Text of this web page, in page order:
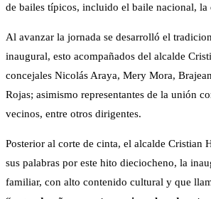
de bailes típicos, incluido el baile nacional, la
Al avanzar la jornada se desarrolló el
inaugural, esto acompañados del alcalde
concejales Nicolás Araya, Mery Mora,
Rojas; asimismo representantes de la unión
vecinos, entre otros dirigentes.
Posterior al corte de cinta, el alcalde Cristian
sus palabras por este hito dieciocheno, la
familiar, con alto contenido cultural y que